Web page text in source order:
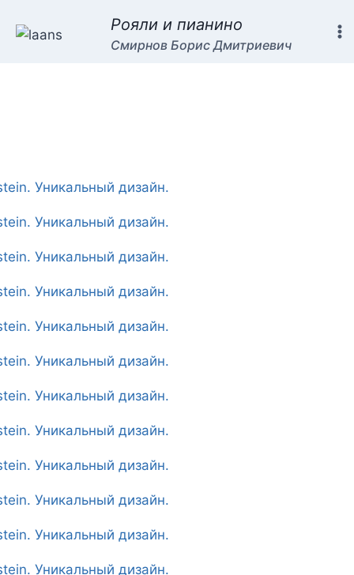
Рояли и пианино
Смирнов Борис Дмитриевич